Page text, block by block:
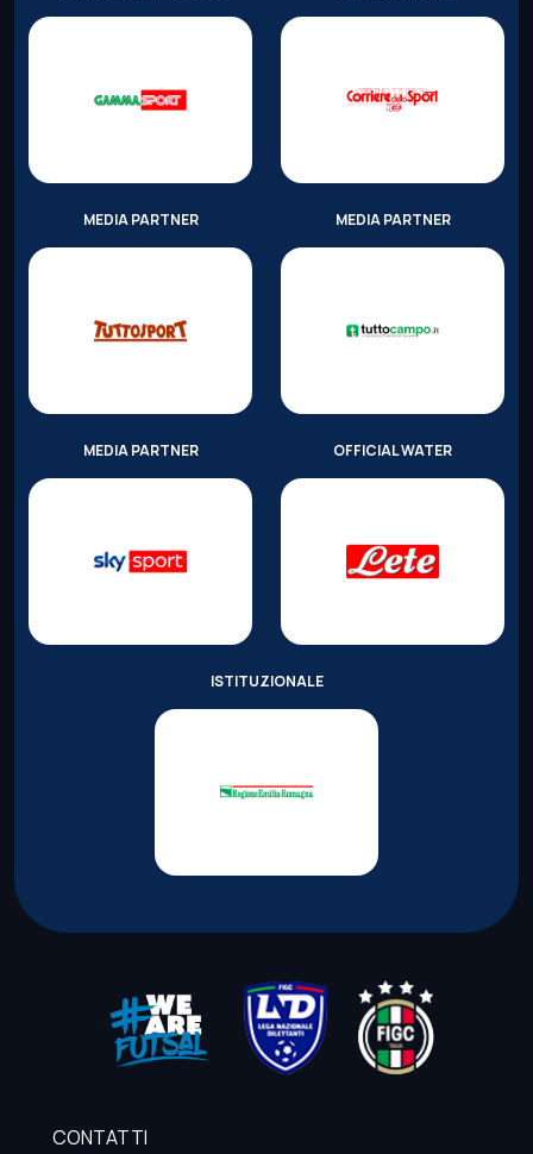
MEDIA PARTNER MEDIA PARTNER
MEDIA PARTNER OFFICIAL WATER
ISTITUZIONALE
CONTATTI